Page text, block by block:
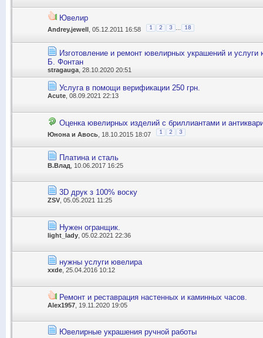
Ювелир
Andrey.jewell , 05.12.2011 16:58 1 2 3 18
Изготовление и ремонт ювелирных украшений и
Б. Фонтан
stragauga , 28.10.2020 20:51
Услуга в помощи верификации 250 грн.
Acute , 08.09.2021 22:13
Оценка ювелирных изделий с бриллиантами и
Юнона и Авось , 18.10.2015 18:07 1 2 3
Платина и сталь
В.Влад , 10.06.2017 16:25
3D друк з 100% воску
ZSV, 05.05.2021 11:25
Нужен огранщик.
light_lady , 05.02.2021 22:36
нужны услуги ювелира
xxde , 25.04.2016 10:12
Ремонт и реставрация настенных и каминных часов.
Alex1957 , 19.11.2020 19:05
Ювелирные украшения ручной работы